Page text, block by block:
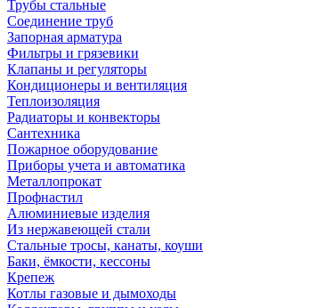
Трубы стальные
Соединение труб
Запорная арматура
Фильтры и грязевики
Клапаны и регуляторы
Кондиционеры и вентиляция
Теплоизоляция
Радиаторы и конвекторы
Сантехника
Пожарное оборудование
Приборы учета и автоматика
Металлопрокат
Профнастил
Алюминиевые изделия
Из нержавеющей стали
Стальные тросы, канаты, коуши
Баки, ёмкости, кессоны
Крепеж
Котлы газовые и дымоходы